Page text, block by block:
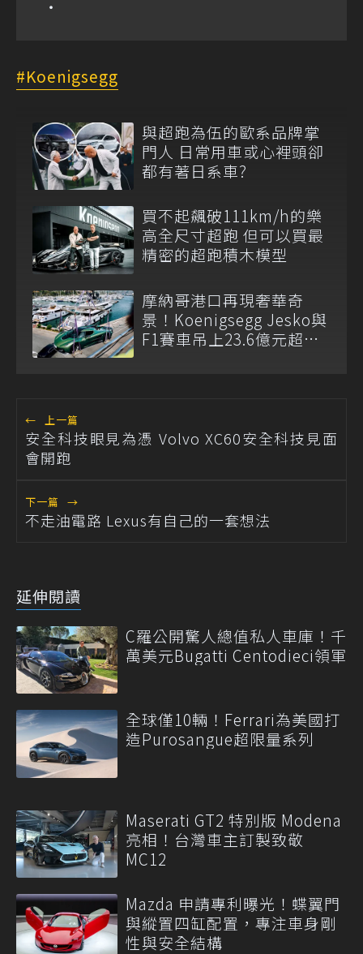
Koenigsegg
與超跑為伍的歐系品牌掌
門人 日常用車或心裡頭卻
都有著日系車?
買不起飆破111km/h的樂
高全尺寸超跑 但可以買最
精密的超跑積木模型
摩納哥港口再現奢華奇
景！Koenigsegg Jesko與
F1賽車吊上23.6億元超級
← 上一篇
安全科技眼見為憑 Volvo XC60安全科技見面
會開跑
下一篇 →
不走油電路 Lexus有自己的一套想法
延伸閱讀
C羅公開驚人總值私人車庫！千
萬美元Bugatti Centodieci領軍
全球僅10輛！Ferrari為美國打
造Purosangue超限量系列
Maserati GT2 特別版 Modena
亮相！台灣車主訂製致敬
MC12
Mazda 申請專利曝光！蝶翼門
與縱置四缸配置，專注車身剛
性與安全結構